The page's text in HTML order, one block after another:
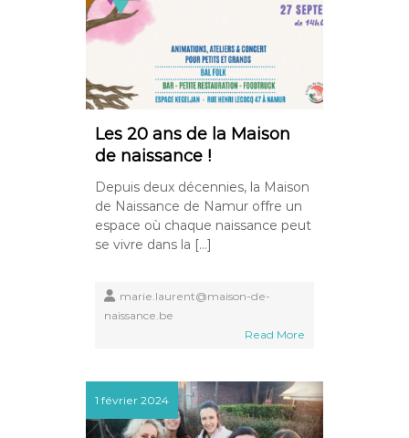
Les 20 ans de la Maison
de naissance !
Depuis deux décennies, la Maison
de Naissance de Namur offre un
espace où chaque naissance peut
se vivre dans la […]
marie.laurent@maison-de-
naissance.be
Read More
1 février 2024